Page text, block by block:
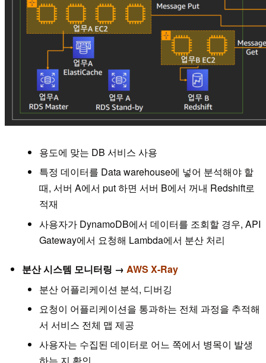
용도에 맞는 DB 서비스 사용
특정 데이터를 Data warehouse에 넣어 분석해야 할
때, 서버 A에서 put 하면 서버 B에서 꺼내 Redshift로
적재
사용자가 DynamoDB에서 데이터를 조회할 경우, API
Gateway에서 요청해 Lambda에서 분산 처리
분산 시스템 모니터링 → AWS X-Ray
분산 어플리케이션 분석, 디버깅
요청이 어플리케이션을 통과하는 전체 과정을 추적해
서 서비스 전체 맵 제공
사용자는 수집된 데이터로 어느 쪽에서 병목이 발생